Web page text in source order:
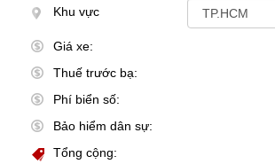
Khu vực
Giá xe:
Thuế trước bạ:
Phí biển số:
Bảo hiểm dân sự:
Tổng cộng: